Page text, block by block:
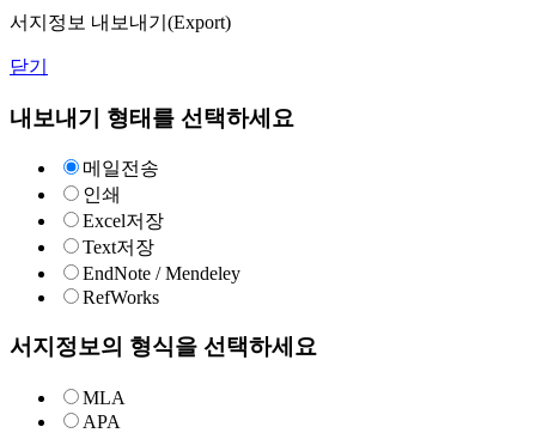
서지정보 내보내기(Export)
닫기
내보내기 형태를 선택하세요
메일전송
인쇄
Excel저장
Text저장
EndNote / Mendeley
RefWorks
서지정보의 형식을 선택하세요
MLA
APA